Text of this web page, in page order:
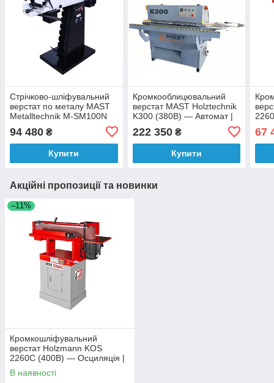
Стрічково-шліфувальний
верстат по металу MAST
Metalltechnik M-SM100N
94 480 ₴
Купити
Кромкооблицювальний
верстат MAST Holztechnik
K300 (380В) — Автомат |
Полірування
222 350₴
Купити
мм |
67
Акційні пропозиції та новинки
–11%
Кромкошліфувальний
верстат Holzmann KOS
2260C (400В) — Осциляція |
Стрічка 2260 мм | Чавунний
стіл
В наявності